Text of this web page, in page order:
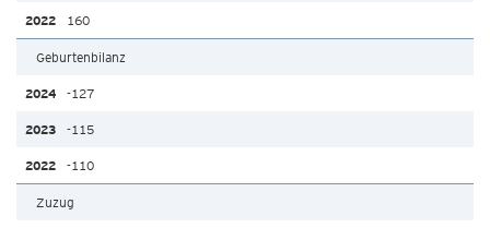
160
Geburtenbilanz
-127
-115
-110
Zuzug